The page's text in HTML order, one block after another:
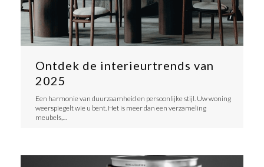
Ontdek de interieurtrends van
2025
Een harmonie van duurzaamheid en persoonlijke stijl. Uw woning
weerspiegelt wie u bent. Het is meer dan een verzameling
meubels,…